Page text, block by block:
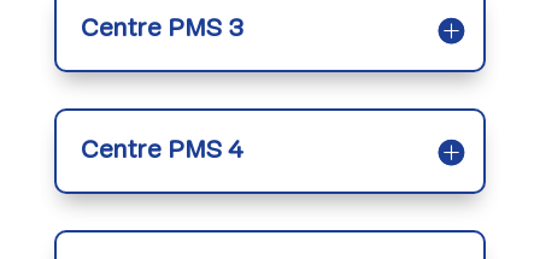
Centre PMS 3
Centre PMS 4